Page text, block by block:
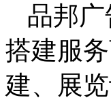
品邦
搭建服
建、展